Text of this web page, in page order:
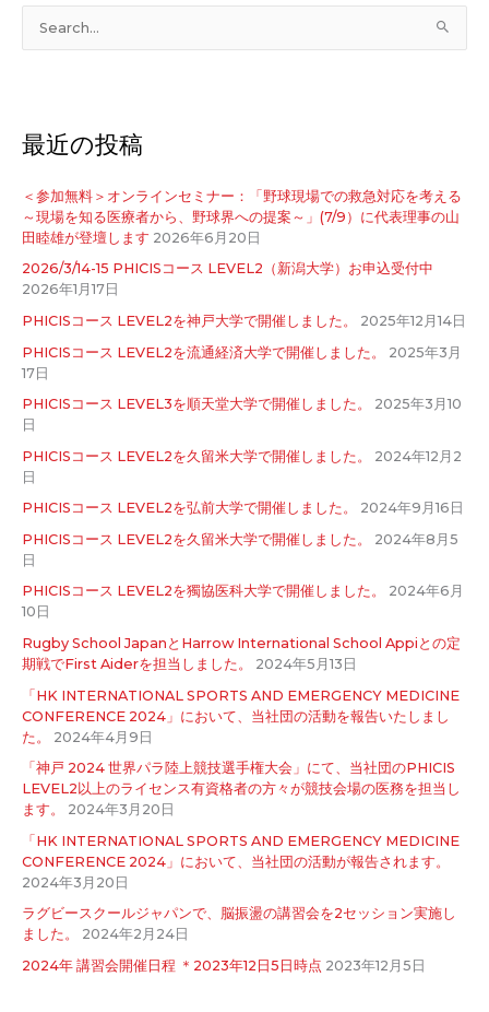
:最近の投稿
＜参加無料＞オンラインセミナー：「野球現場での救急対応を考える
～現場を知る医療者から、野球界への提案～」(7/9）に代表理事の山
田睦雄が登壇します 2026年6月20日
2026/3/14-15 PHICISコース LEVEL2（新潟大学）お申込受付中
2026年1月17日
PHICISコース LEVEL2を神戸大学で開催しました。
2025年12月14日
PHICISコース LEVEL2を流通経済大学で開催しました。
2025年3月
17日
PHICISコース LEVEL3を順天堂大学で開催しました。
2025年3月10
日
PHICISコース LEVEL2を久留米大学で開催しました。
2024年12月2
日
PHICISコース LEVEL2を弘前大学で開催しました。
2024年9月16日
PHICISコース LEVEL2を久留米大学で開催しました。
2024年8月5
日
PHICISコース LEVEL2を獨協医科大学で開催しました。
2024年6月
10日
Rugby School JapanとHarrow International School Appiとの定
期戦でFirst Aiderを担当しました。
2024年5月13日
「HK INTERNATIONAL SPORTS AND EMERGENCY MEDICINE
CONFERENCE 2024」において、当社団の活動を報告いたしまし
た。
2024年4月9日
「神戸 2024 世界パラ陸上競技選手権大会」にて、当社団のPHICIS
LEVEL2以上のライセンス有資格者の方々が競技会場の医務を担当し
ます。
2024年3月20日
「HK INTERNATIONAL SPORTS AND EMERGENCY MEDICINE
CONFERENCE 2024」において、当社団の活動が報告されます。
2024年3月20日
ラグビースクールジャパンで、脳振盪の講習会を2セッション実施し
ました。
2024年2月24日
2024年 講習会開催日程 ＊2023年12日5日時点 2023年12月5日